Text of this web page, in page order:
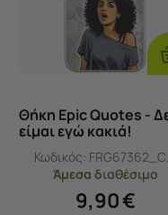
Θήκη Epic Quotes -
είμαι εγώ κακιά!
Samsung Galaxy F04
Flexible TPU
Σιλικόνη)
Κωδικός:
Άμεσα διαθέσιμο
9,90€